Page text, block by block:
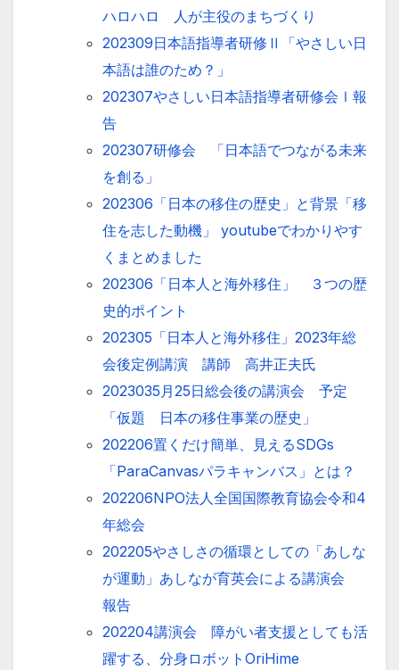
ハロハロ 人が主役のまちづくり
202309日本語指導者研修Ⅱ「やさしい日
本語は誰のため？」
202307やさしい日本語指導者研修会Ⅰ報
告
202307研修会 「日本語でつながる未来
を創る」
202306「日本の移住の歴史」と背景「移
住を志した動機」 youtubeでわかりやす
くまとめました
202306「日本人と海外移住」 ３つの歴
史的ポイント
202305「日本人と海外移住」2023年総
会後定例講演 講師 高井正夫氏
2023035月25日総会後の講演会 予定
「仮題 日本の移住事業の歴史」
202206置くだけ簡単、見えるSDGs
「ParaCanvasパラキャンバス」とは？
202206NPO法人全国国際教育協会令和4
年総会
202205やさしさの循環としての「あしな
が運動」あしなが育英会による講演会
報告
202204講演会 障がい者支援としても活
躍する、分身ロボットOriHime